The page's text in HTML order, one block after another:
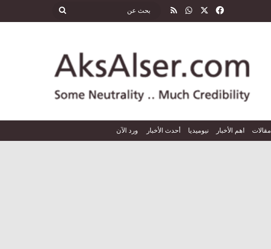
فيسبوك واتسابملخص الموقع RSS بحث
مقالات اهم الأخبار نيوميديا أحدث الأخبار ورد الآن